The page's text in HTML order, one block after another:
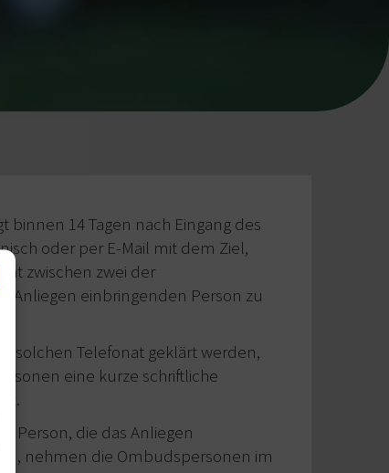
binnen 14 Tagen nach Eingang des
oder per E-Mail mit dem Ziel,
zwischen zwei der
Anliegen einbringenden Person zu
solchen Telefonat geklärt werden,
eine kurze schriftliche
Person, die das Anliegen
nehmen die Ombudspersonen im